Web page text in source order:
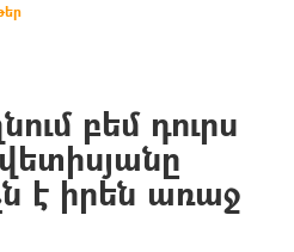
բեմ դուրս
է իրեն առաջ